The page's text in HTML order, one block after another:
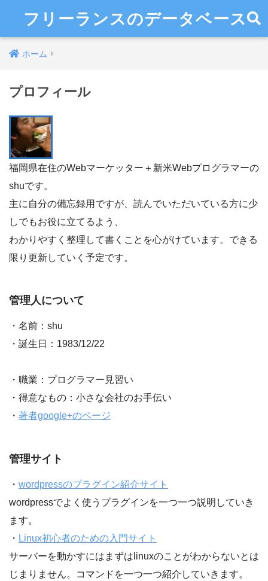
フリーランスのデータベース
ホーム
プロフィール
福岡県在住のWebマーケッター＋新米Webプログラマーの
shuです。
主に自分の備忘録用ですが、読んでいただいている方に少
しでもお役に立てるよう、
わかりやすく整理して書くことを心がけています。できる
限り更新していく予定です。
管理人について
・名前：shu
・誕生日：1983/12/22
・職業：プログラマー見習い
・得意なもの：小さな会社のお手伝い
・ 著者google+のページ
管理サイト
・ wordpressのプラグイン紹介サイト
wordpressでよく使うプラグインを一つ一つ説明していき
ます。
・ Linux初心者のための入門サイト
サーバーを動かすにはまずはlinuxのことがわからないとは
じまりません。コマンドを一つ一つ紹介していきます。